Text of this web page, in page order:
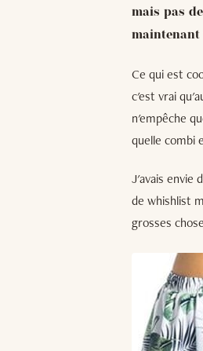
mais pas
maintenant
Ce qui est
c'est vrai
n'empêche
quelle combi
J'avais envie
de whishlist
grosses